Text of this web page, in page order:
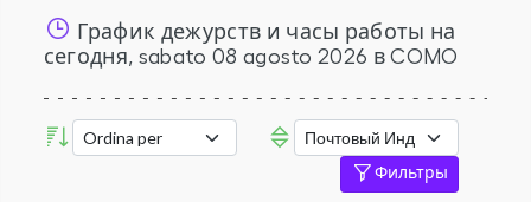
График дежурств и часы работы на
сегодня, sabato 08 agosto 2026 в COMO
Фильтры